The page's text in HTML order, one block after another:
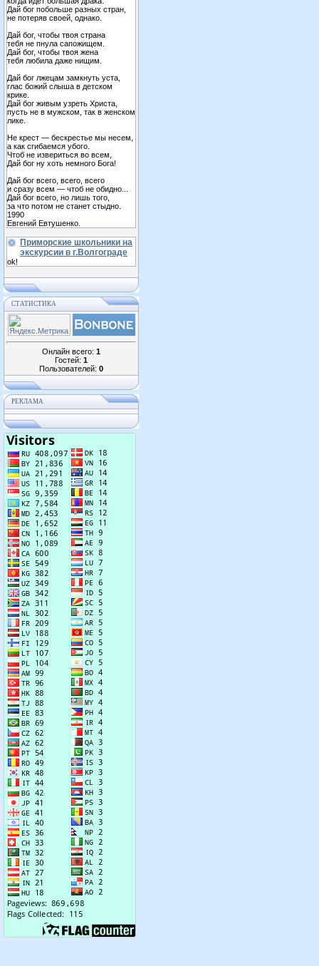
Дай бог побольше разных стран,
не потеряв своей, однако.
Дай бог, чтобы твоя страна
тебя не пнула сапожищем.
Дай бог, чтобы твоя жена
тебя любила даже нищим.
Дай бог лжецам замкнуть уста,
глас божий слыша в детском
крике.
Дай бог живым узреть Христа,
пусть не в мужском, так в женском
лике.
Не крест — бескрестье мы несем,
а как сгибаемся убого.
Чтоб не извериться во всем,
Дай бог ну хоть немного Бога!
Дай бог всего, всего, всего
и сразу всем — чтоб не обидно...
Дай бог всего, но лишь того,
за что потом не станет стыдно.
1990
Евгений Евтушенко.
Приморские школьники на
экскурсии в г.Волгограде
ok!
СТАТИСТИКА
Онлайн всего: 1
Гостей: 1
Пользователей: 0
РЕКЛАМА